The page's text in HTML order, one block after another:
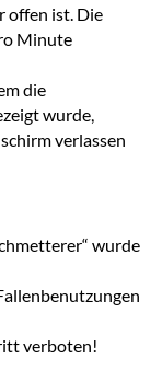
offen ist. Die
Minute
die
wurde,
verlassen
wurde
verboten!